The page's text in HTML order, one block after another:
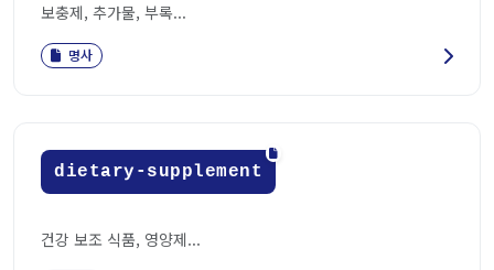
보충제, 추가물, 부록...
명사
dietary-supplement
건강 보조 식품, 영양제...